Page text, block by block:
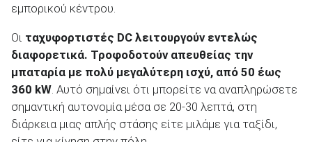
εμπορικού κέντρου.
Οι ταχυφορτιστές DC λειτουργούν εντελώς
διαφορετικά. Τροφοδοτούν απευθείας την
μπαταρία με πολύ μεγαλύτερη ισχύ, από 50 έως
360 kW . Αυτό σημαίνει ότι μπορείτε να αναπληρώσετε
σημαντική αυτονομία μέσα σε 20-30 λεπτά, στη
διάρκεια μιας απλής στάσης είτε μιλάμε για ταξίδι,